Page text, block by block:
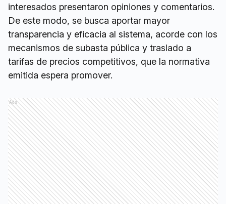
interesados presentaron opiniones y comentarios.
De este modo, se busca aportar mayor
transparencia y eficacia al sistema, acorde con los
mecanismos de subasta pública y traslado a
tarifas de precios competitivos, que la normativa
emitida espera promover.
Ads